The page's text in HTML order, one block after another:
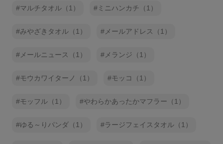
マルチタオル（1） ミニハンカチ（1）
みやざきタオル（1） メールアドレス（1）
メールニュース（1） メランジ（1）
モウカワイターノ（1） モッコ（1）
モッフル（1） やわらかあったかマフラー（1）
ゆる～りパンダ（1） ラージフェイスタオル（1）